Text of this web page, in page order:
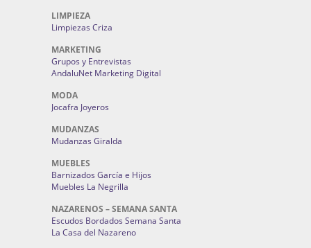
LIMPIEZA
Limpiezas Criza
MARKETING
Grupos y Entrevistas
AndaluNet Marketing Digital
MODA
Jocafra Joyeros
MUDANZAS
Mudanzas Giralda
MUEBLES
Barnizados García e Hijos
Muebles La Negrilla
NAZARENOS – SEMANA SANTA
Escudos Bordados Semana Santa
La Casa del Nazareno